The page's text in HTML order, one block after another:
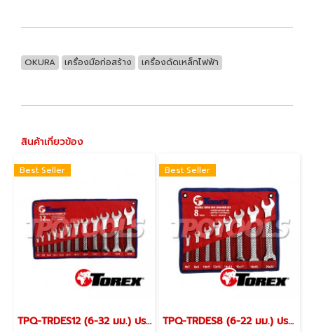
OKURA เครื่องมือก่อสร้าง เครื่องดัดเหล็กไฟฟ้า
สินค้าเกี่ยวข้อง
Best Seller
TPQ-TRDES12 (6-32 มม.) ประแจปากตายชุด 12 ตัว TOREX
Best Seller
TPQ-TRDES8 (6-22 มม.) ประแจปากตายชุด 8 ตัว TOREX